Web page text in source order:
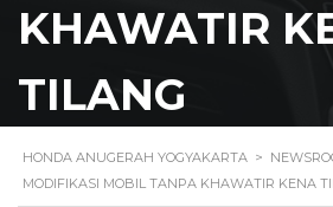
KHAWATIR
TILANG
HONDA ANUGERAH YOGYAKARTA >
MODIFIKASI MOBIL TANPA KHAWATIR KENA